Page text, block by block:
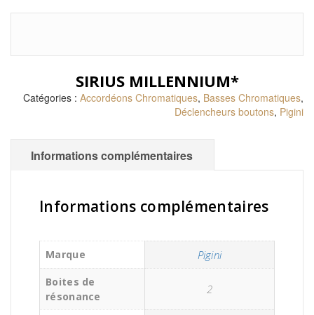
SIRIUS MILLENNIUM*
Catégories : Accordéons Chromatiques, Basses Chromatiques,
Déclencheurs boutons, Pigini
Informations complémentaires
Informations complémentaires
Marque Pigini
Boites de
résonance
2